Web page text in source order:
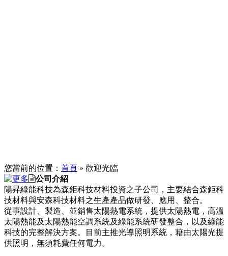
您當前的位置： 首頁 » 歡迎光臨
公司介紹
陽昇綠能科技為森鉅科技材料投資之子公司，主要結合森鉅科
技材料與安森科技材料之生產產品做研發、應用、整合。
從事設計、製造、並銷售太陽熱電系統，提供太陽熱電，高溫
太陽熱能及太陽熱能空調系統及綠能系統研發整合，以及綠能
科技的完整解決方案。目前主推光導照明系統，藉由太陽光提
供照明，無須耗費任何電力。